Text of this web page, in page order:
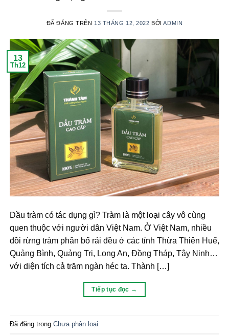
ĐÃ ĐĂNG TRÊN 13 THÁNG 12, 2022 BỞIADMIN
13
Th12
Dầu tràm có tác dụng gì? Tràm là một loại cây vô cùng
quen thuộc với người dân Việt Nam. Ở Việt Nam, nhiều
đồi rừng tràm phân bố rải đều ở các tỉnh Thừa Thiên Huế,
Quảng Bình, Quảng Trị, Long An, Đồng Tháp, Tây Ninh…
với diện tích cả trăm ngàn héc ta. Thành […]
Tiếp tục đọc →
Đã đăng trong Chưa phân loại